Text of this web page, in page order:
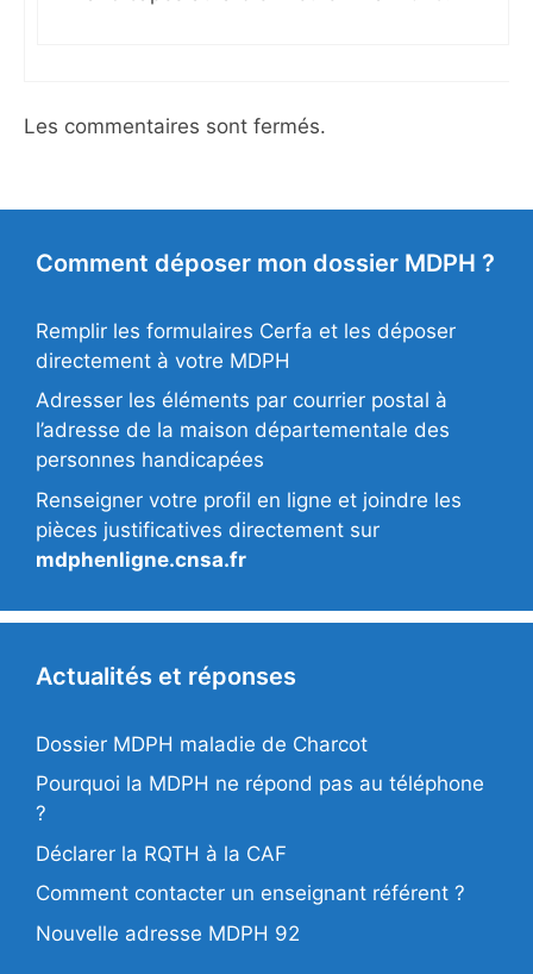
Les commentaires sont fermés.
Comment déposer mon dossier MDPH ?
Remplir les formulaires Cerfa et les déposer
directement à votre MDPH
Adresser les éléments par courrier postal à
l’adresse de la maison départementale des
personnes handicapées
Renseigner votre profil en ligne et joindre les
pièces justificatives directement sur
mdphenligne.cnsa.fr
Actualités et réponses
Dossier MDPH maladie de Charcot
Pourquoi la MDPH ne répond pas au téléphone
?
Déclarer la RQTH à la CAF
Comment contacter un enseignant référent ?
Nouvelle adresse MDPH 92